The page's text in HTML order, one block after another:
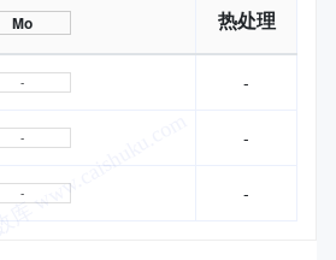
Mo 热处理
- -
- -
- -